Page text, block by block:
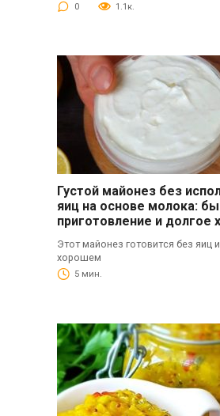
0 1.1к.
Густой майонез без
яиц на основе молока:
приготовление и долгое
Этот майонез готовится без яиц
хорошем
5 мин.